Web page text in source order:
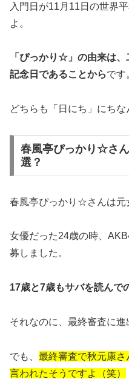
入門日が11月11日の世界
よ。
「ぴっかり☆」の由来は
記念日であることからです
どちらも「日にち」にちな
春風亭ぴっかり☆さ
選？
春風亭ぴっかり☆さんは元
女優だった24歳の時、
募しました。
17歳と7歳もサバを読んで
それなのに、最終審査に進
でも、 最終審査で秋元康さ
言われたそうですよ（笑）